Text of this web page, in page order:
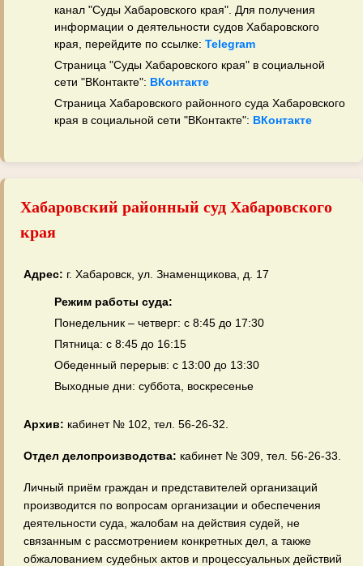
канал "Суды Хабаровского края". Для получения
информации о деятельности судов Хабаровского
края, перейдите по ссылке: Telegram
Страница "Суды Хабаровского края" в социальной
сети "ВКонтакте": ВКонтакте
Страница Хабаровского районного суда Хабаровского
края в социальной сети "ВКонтакте": ВКонтакте
Хабаровский районный суд Хабаровского
края
Адрес: г. Хабаровск, ул. Знаменщикова, д. 17
Режим работы суда:
Понедельник – четверг: с 8:45 до 17:30
Пятница: с 8:45 до 16:15
Обеденный перерыв: с 13:00 до 13:30
Выходные дни: суббота, воскресенье
Архив: кабинет № 102, тел. 56‑26‑32.
Отдел делопроизводства: кабинет № 309, тел. 56‑26‑33.
Личный приём граждан и представителей организаций
производится по вопросам организации и обеспечения
деятельности суда, жалобам на действия судей, не
связанным с рассмотрением конкретных дел, а также
обжалованием судебных актов и процессуальных действий